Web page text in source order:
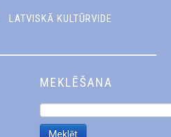
LATVISKĀ KULTŪRVIDE
MEKLĒŠANA